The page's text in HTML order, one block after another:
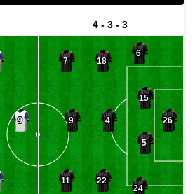
9
4 - 3 - 3
26
6
15
5
24
18
4
22
7
9
11